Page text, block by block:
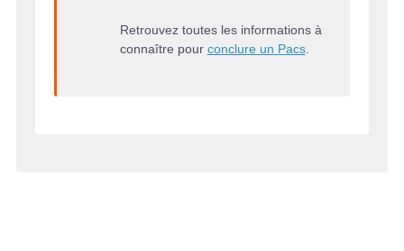
Retrouvez toutes les informations à
connaître pour conclure un Pacs.